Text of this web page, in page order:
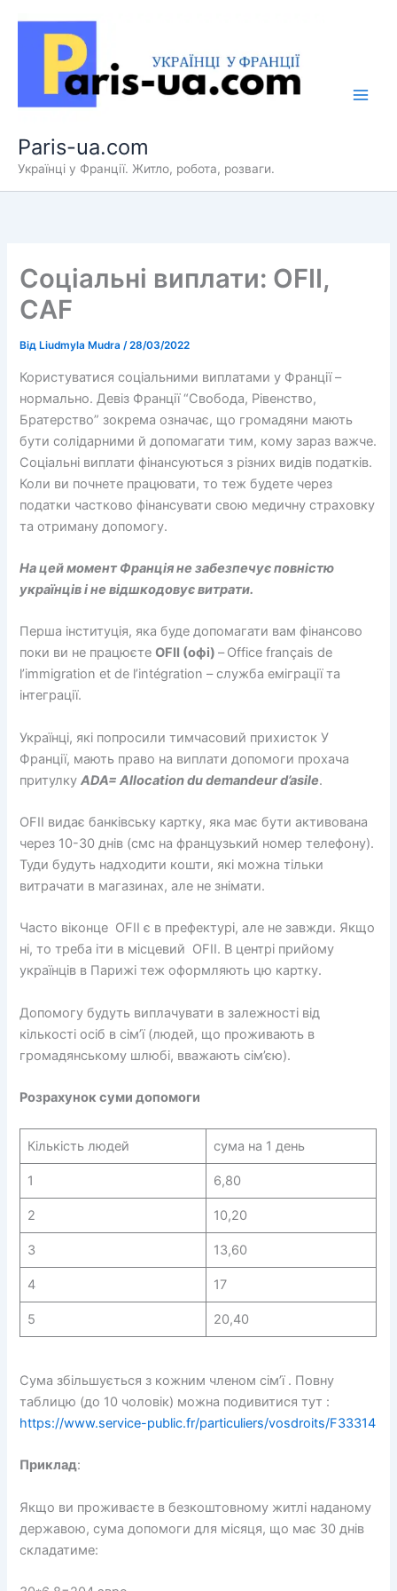
Paris-ua.com
Українці у Франції. Житло, робота, розваги.
Соціальні виплати: OFII,
CAF
Від Liudmyla Mudra/28/03/2022
Користуватися соціальними виплатами у Франції –
нормально. Девіз Франції “Свобода, Рівенство,
Братерство” зокрема означає, що громадяни мають
бути солідарними й допомагати тим, кому зараз важче.
Соціальні виплати фінансуються з різних видів податків.
Коли ви почнете працювати, то теж будете через
податки частково фінансувати свою медичну страховку
та отриману допомогу.
На цей момент Франція не забезпечує повністю
українців і не відшкодовує витрати.
Перша інституція, яка буде допомагати вам фінансово
поки ви не працюєтеOFII (офі)–Office français de
l’immigration et de l’intégration – служба еміграції та
інтеграції.
Українці, які попросили тимчасовий прихисток У
Франції, мають право на виплати допомоги прохача
притулкуADA= Allocation du demandeur d’asile.
OFII видає банківську картку, яка має бути активована
через 10-30 днів (смс на французький номер телефону).
Туди будуть надходити кошти, які можна тільки
витрачати в магазинах, але не знімати.
Часто віконце OFII є в префектурі, але не завжди. Якщо
ні, то треба іти в місцевий OFII. В центрі прийому
українців в Парижі теж оформляють цю картку.
Допомогу будуть виплачувати в залежності від
кількості осіб в сім’ї (людей, що проживають в
громадянському шлюбі, вважають сім’єю).
Розрахунок суми допомоги
Кількість людей сума на 1 день
1 6,80
2 10,20
3 13,60
4 17
5 20,40
Сума збільшується з кожним членом сім’ї . Повну
таблицю (до 10 чоловік) можна подивитися тут :
https://www.service-public.fr/particuliers/vosdroits/F33314
Приклад:
Якщо ви проживаєте в безкоштовному житлі наданому
державою, сума допомоги для місяця, що має 30 днів
складатиме: